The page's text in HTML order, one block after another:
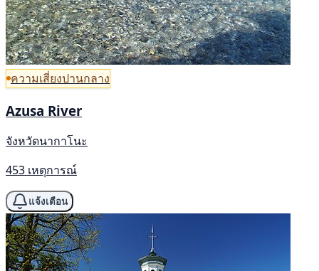
ความเสี่ยงปานกลาง
Azusa River
จังหวัดนากาโนะ
453 เหตุการณ์
แจ้งเตือน